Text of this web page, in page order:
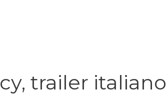
trailer italiano